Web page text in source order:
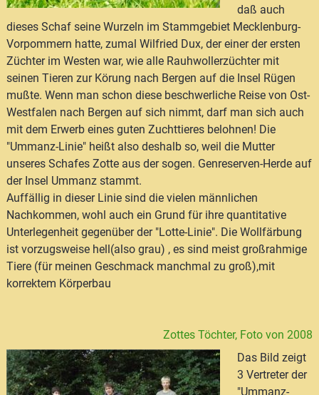
daß auch
dieses Schaf seine Wurzeln im Stammgebiet Mecklenburg-
Vorpommern hatte, zumal Wilfried Dux, der einer der ersten
Züchter im Westen war, wie alle Rauhwollerzüchter mit
seinen Tieren zur Körung nach Bergen auf die Insel Rügen
mußte. Wenn man schon diese beschwerliche Reise von Ost-
Westfalen nach Bergen auf sich nimmt, darf man sich auch
mit dem Erwerb eines guten Zuchttieres belohnen! Die
"Ummanz-Linie" heißt also deshalb so, weil die Mutter
unseres Schafes Zotte aus der sogen. Genreserven-Herde auf
der Insel Ummanz stammt.
Auffällig in dieser Linie sind die vielen männlichen
Nachkommen, wohl auch ein Grund für ihre quantitative
Unterlegenheit gegenüber der "Lotte-Linie". Die Wollfärbung
ist vorzugsweise hell(also grau) , es sind meist großrahmige
Tiere (für meinen Geschmack manchmal zu groß),mit
korrektem Körperbau
Zottes Töchter, Foto von 2008
Das Bild zeigt
3 Vertreter der
"Ummanz-